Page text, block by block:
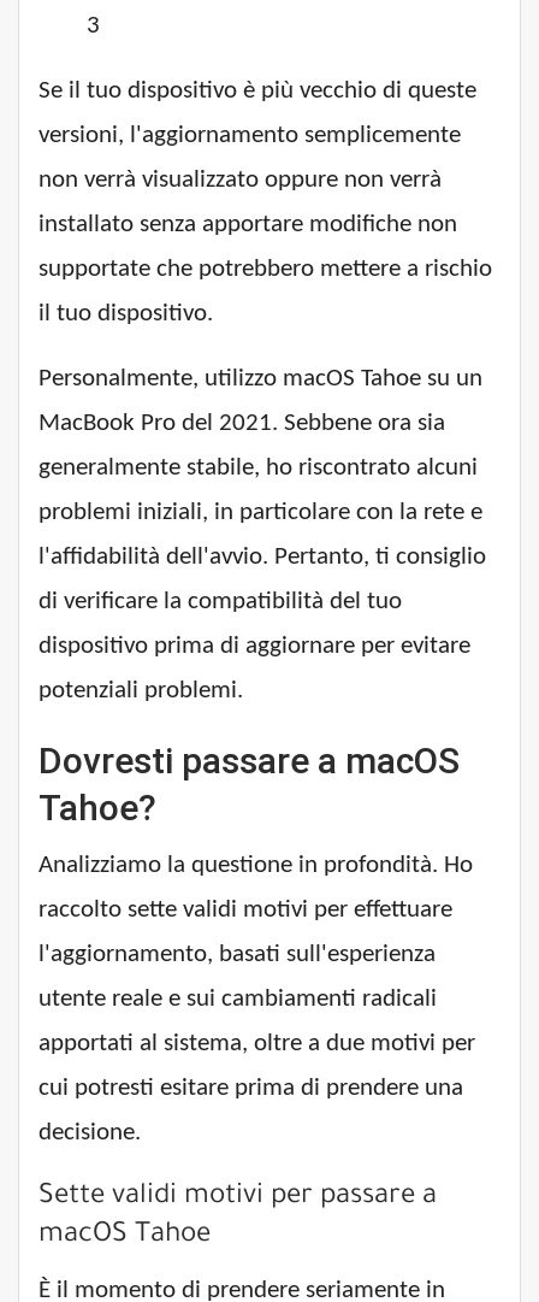
3
Se il tuo dispositivo è più vecchio di queste
versioni, l'aggiornamento semplicemente
non verrà visualizzato oppure non verrà
installato senza apportare modifiche non
supportate che potrebbero mettere a rischio
il tuo dispositivo.
Personalmente, utilizzo macOS Tahoe su un
MacBook Pro del 2021. Sebbene ora sia
generalmente stabile, ho riscontrato alcuni
problemi iniziali, in particolare con la rete e
l'affidabilità dell'avvio. Pertanto, ti consiglio
di verificare la compatibilità del tuo
dispositivo prima di aggiornare per evitare
potenziali problemi.
Dovresti passare a macOS
Tahoe?
Analizziamo la questione in profondità. Ho
raccolto sette validi motivi per effettuare
l'aggiornamento, basati sull'esperienza
utente reale e sui cambiamenti radicali
apportati al sistema, oltre a due motivi per
cui potresti esitare prima di prendere una
decisione.
Sette validi motivi per passare a
macOS Tahoe
È il momento di prendere seriamente in